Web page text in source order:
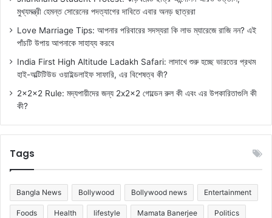
মুখ্যমন্ত্রী হেমন্ত সোরেনের পদত্যাগের দাবিতে এবার অনড় ছাত্ররা
Love Marriage Tips: আপনার পরিবারের সদস্যরা কি লাভ ম্যারেজে রাজি নন? এই
পাঁচটি উপায় আপনাকে সাহায্য করবে
India First High Altitude Ladakh Safari: লাদাখে শুরু হচ্ছে ভারতের প্রথম
হাই-অল্টিটিউড ওয়াইল্ডলাইফ সাফারি, এর বিশেষত্ব কী?
2x2x2 Rule: মদ্যপায়ীদের জন্য 2x2x2 গোল্ডেন রুল কী এবং এর উপকারিতাগুলি কী
কী?
Tags
Bangla News Bollywood Bollywood news Entertainment
Foods Health lifestyle Mamata Banerjee Politics